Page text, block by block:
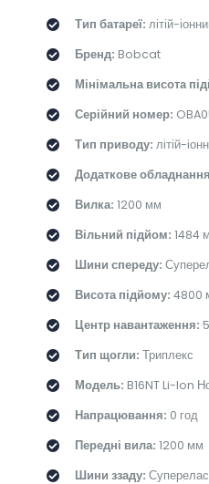
Тип батареї: літій-
Бренд: Bobcat
Мінімальна висота
Серійний номер:
Тип приводу: літій-
Додаткове
Вилка: 1200 мм
Вільний підйом: 1484
Шини спереду:
Висота підйому: 4800
Центр навантаження:
Тип щогли: Триплекс
Модель: B16NT Li-Ion
Напрацювання: 0 год
Передні вила: 1200 мм
Шини ззаду: